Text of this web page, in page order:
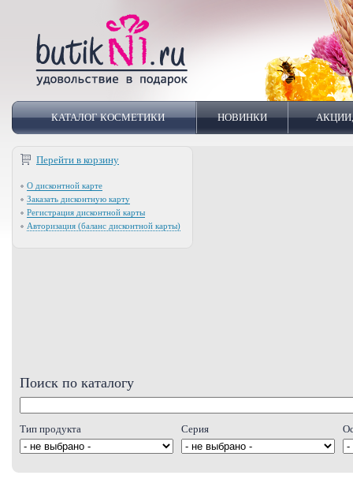
КАТАЛОГ КОСМЕТИКИ НОВИНКИ
Перейти в корзину
О дисконтной карте
Заказать дисконтную карту
Регистрация дисконтной карты
Авторизация (баланс дисконтной карты)
Поиск по каталогу
Тип продукта Серия